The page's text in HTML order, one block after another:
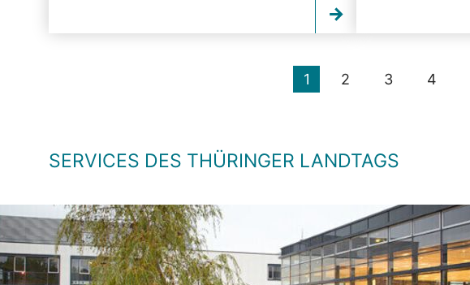
1 2 3 4
SERVICES DES THÜRINGER LANDTAGS